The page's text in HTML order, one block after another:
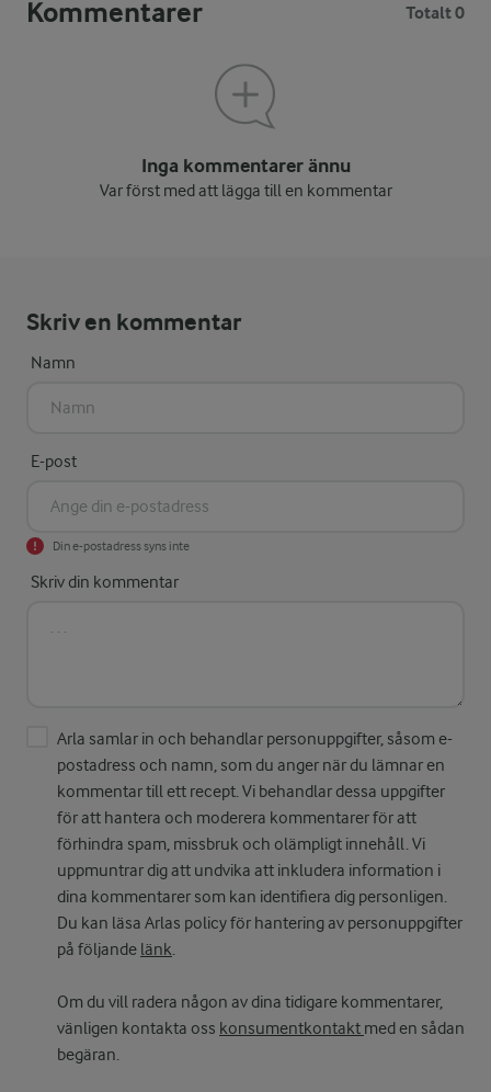
Kommentarer Totalt 0
Inga kommentarer ännu
Var först med att lägga till en kommentar
Skriv en kommentar
Namn
E-post
Din e-postadress syns inte
Skriv din kommentar
Arla samlar in och behandlar personuppgifter, såsom e-
postadress och namn, som du anger när du lämnar en
kommentar till ett recept. Vi behandlar dessa uppgifter
för att hantera och moderera kommentarer för att
förhindra spam, missbruk och olämpligt innehåll. Vi
uppmuntrar dig att undvika att inkludera information i
dina kommentarer som kan identifiera dig personligen.
Du kan läsa Arlas policy för hantering av personuppgifter
på följande länk.
Om du vill radera någon av dina tidigare kommentarer,
vänligen kontakta oss konsumentkontakt med en sådan
begäran.